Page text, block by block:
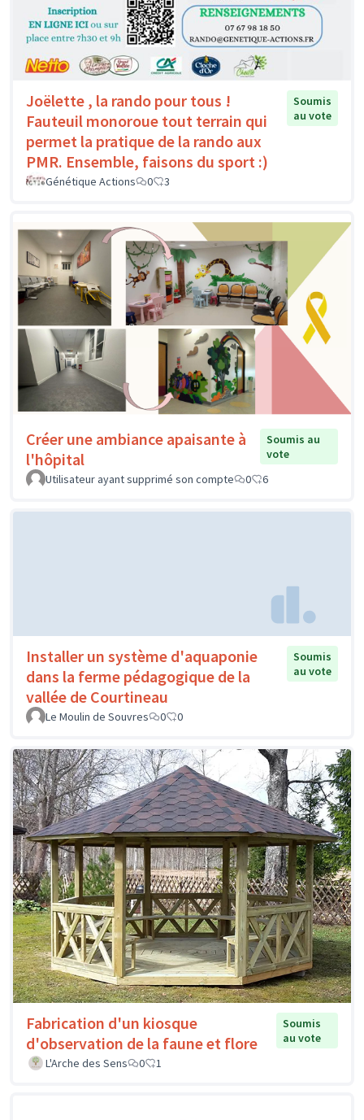
Joëlette , la rando pour tous !
Fauteuil monoroue tout terrain qui
permet la pratique de la rando aux
PMR. Ensemble, faisons du sport :)
Soumis
au vote
Génétique Actions 0 3
Créer une ambiance apaisante à
l'hôpital
Soumis au
vote
Utilisateur ayant supprimé son compte
0 6
Installer un système d'aquaponie
dans la ferme pédagogique de la
vallée de Courtineau
Soumis
au vote
Le Moulin de Souvres 0 0
Fabrication d'un kiosque
d'observation de la faune et flore
Soumis
au vote
L'Arche des Sens
0 1